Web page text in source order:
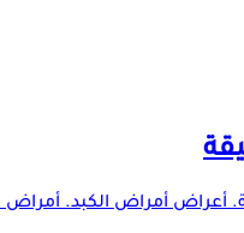
أعراض أمراض الكبد. أمراض